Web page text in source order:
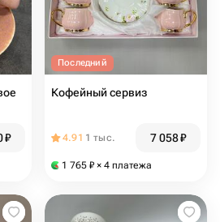
₽
Последний
Кофейный сервиз
4.91 1 тыс. 7 058₽
1 765 ₽ × 4 платежа